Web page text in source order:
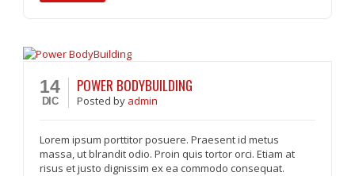
14
DIC
POWER BODYBUILDING
Postedby admin
Lorem ipsum porttitor posuere. Praesent id metus
massa, ut blrandit odio. Proin quis tortor orci. Etiam at
risus et justo dignissim ex ea commodo consequat.